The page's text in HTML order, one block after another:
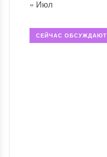
« Июл
СЕЙЧАС ОБСУЖДАЮТ